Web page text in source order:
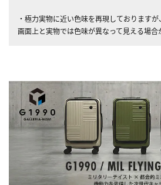
・極力実物に近い色味を再現しております
画面上と実物では色味が異なって見える場合